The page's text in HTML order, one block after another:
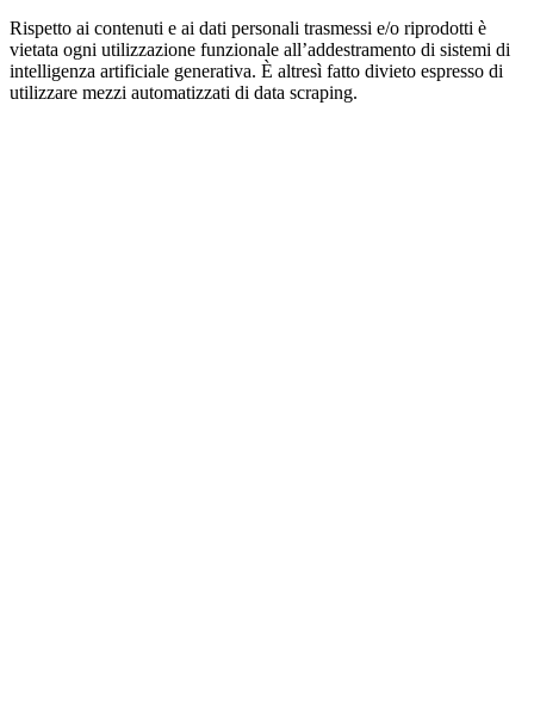
Rispetto ai contenuti e ai dati personali trasmessi e/o riprodotti è
vietata ogni utilizzazione funzionale all’addestramento di sistemi di
intelligenza artificiale generativa. È altresì fatto divieto espresso di
utilizzare mezzi automatizzati di data scraping.